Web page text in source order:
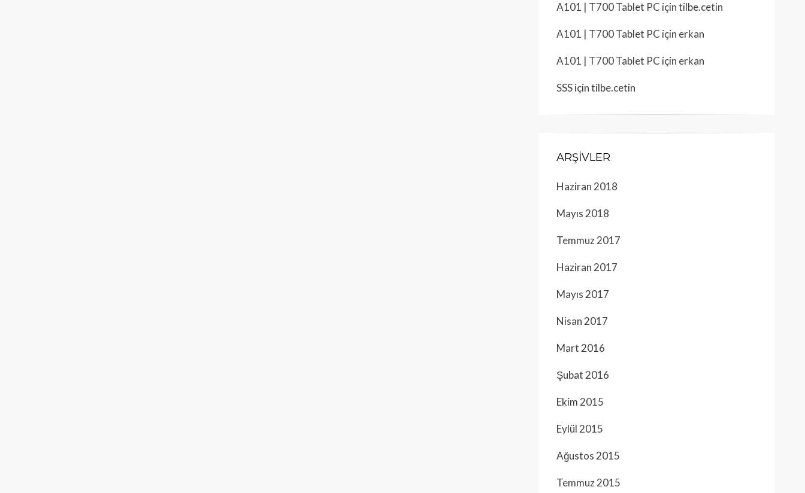
A101 | T700 Tablet PC içintilbe.cetin
A101 | T700 Tablet PC için erkan
A101 | T700 Tablet PC için erkan
SSSiçintilbe.cetin
ARŞIVLER
Haziran 2018
Mayıs 2018
Temmuz 2017
Haziran 2017
Mayıs 2017
Nisan 2017
Mart 2016
Şubat 2016
Ekim 2015
Eylül 2015
Ağustos 2015
Temmuz 2015